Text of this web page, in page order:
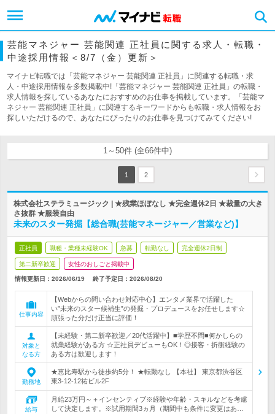
芸能マネジャー 芸能関連 正社員に関する求人・転職・
中途採用情報＜8/7（金）更新＞
マイナビ転職では「芸能マネジャー 芸能関連 正社員」に関連する転職・求
人・中途採用情報を多数掲載中!「芸能マネジャー 芸能関連 正社員」の転職・
求人情報を探しているあなたにおすすめのお仕事を掲載しています。「芸能マ
ネジャー 芸能関連 正社員」に関連するキーワードからも転職・求人情報をお
探しいただけるので、あなたにぴったりのお仕事を見つけてみてください!
1～50件 (全66件中)
1 2
株式会社ステラミュージック | ★残業ほぼなし ★完全週休2日 ★裁量の大き
さ抜群 ★服装自由
未来のスター発掘【総合職(芸能マネージャー／営業など)】
正社員 職種・業種未経験OK 急募 転勤なし 完全週休2日制
第二新卒歓迎 女性のおしごと掲載中
情報更新日：2026/06/19 終了予定日： 2026/08/20
仕事内容
【Webからの問い合わせ対応中心】エンタメ業界で活躍した
い”未来のスター候補生”の発掘・プロデュースをお任せします☆
頑張った分だけ正当に評価！
対象と
なる方
【未経験・第二新卒歓迎／20代活躍中】■学歴不問■何かしらの
就業経験がある方 ☆正社員デビューもOK！◎接客・折衝経験の
ある方は歓迎します！
勤務地
★恵比寿駅から徒歩約5分！ ★転勤なし 【本社】 東京都渋谷区
東3-12-12祐ビル2F
給与
月給23万円～＋インセンティブ※経験や年齢・スキルなどを考慮
して決定します。※試用期間3ヵ月（期間中も条件に変更はあ…